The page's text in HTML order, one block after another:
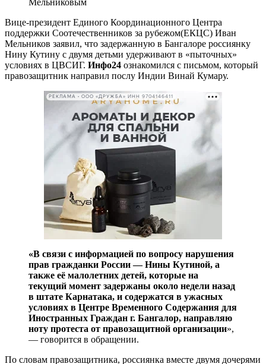
Вице-президент Единого Координационного Центра
поддержки Соотечественников за рубежом(ЕКЦС) Иван
Мельников заявил, что задержанную в Бангалоре россиянку
Нину Кутину с двумя детьми удерживают в «пыточных»
условиях в ЦВСИГ. Инфо24 ознакомился с письмом, который
правозащитник направил послу Индии Винай Кумару.
РЕКЛАМА • ООО «ДРУЖБА» ИНН 9704146411
«В связи с информацией по вопросу нарушения
прав гражданки России — Нины Кутиной, а
также её малолетних детей, которые на
текущий момент задержаны около недели назад
в штате Карнатака, и содержатся в ужасных
условиях в Центре Временного Содержания для
Иностранных Граждан г. Бангалор, направляю
ноту протеста от правозащитной организации»,
— говорится в обращении.
По словам правозащитника, россиянка вместе двумя дочерями